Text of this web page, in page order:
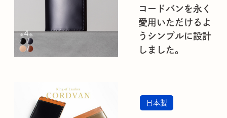
コードバンを永く
愛用いただけるよ
うシンプルに設計
しました。
日本製